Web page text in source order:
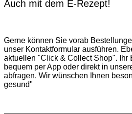
Auch mit dem E-Rezept!
Gerne können Sie vorab
unser Kontaktformular ausführen.
aktuellen "Click & Collect Shop". Ihr
bequem per App oder direkt in
abfragen. Wir wünschen Ihnen
gesund"